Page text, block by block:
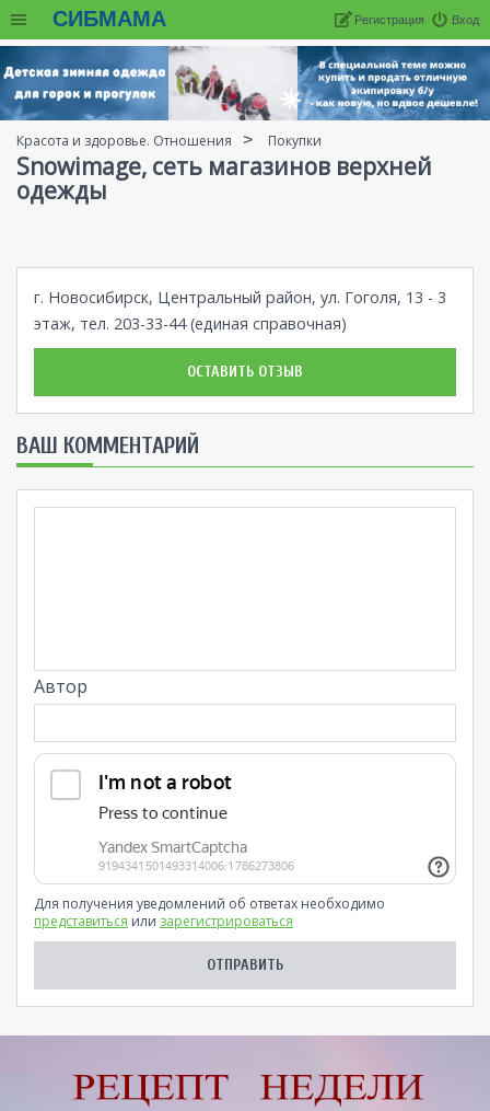
СИБМАМА Вход
Регистрация
Красота и здоровье. Отношения Покупки
Snowimage, сеть магазинов верхней
одежды
г. Новосибирск, Центральный район, ул. Гоголя, 13 - 3
этаж, тел. 203-33-44 (единая справочная)
ОСТАВИТЬ ОТЗЫВ
ВАШ КОММЕНТАРИЙ
Автор
Для получения уведомлений об ответах необходимо
представиться или зарегистрироваться